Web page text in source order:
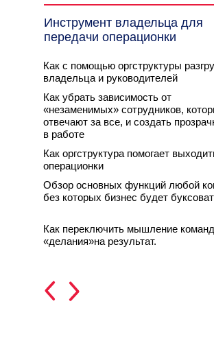
Инструмент владельца для
передачи операционки
Как с помощью оргструктуры
владельца и руководителей
Как убрать зависимость от
«незаменимых» сотрудников,
отвечают за все, и создать
в работе
Как оргструктура помогает
операционки
Обзор основных функций любой
без которых бизнес будет
Как переключить мышление
«делания»на результат.